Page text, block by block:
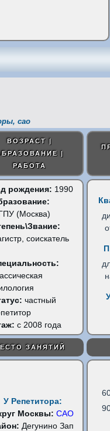
сао
ВОЗРАСТ |
|
РАБОТА
рождения: 1990
(Москва)
соискатель
частный
с 2008 года
ЗАНЯТИЙ
У Репетитора:
Москвы:САО
Дегунино Зап